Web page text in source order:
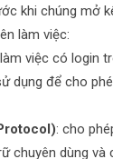
khi chúng mở
làm việc:
việc có login
dụng để cho
: cho
chuyên dùng và